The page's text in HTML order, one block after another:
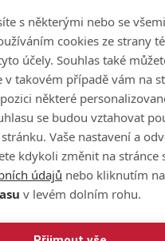
s některými nebo se
cookies ze strany
účely. Souhlas také
v takovém případě vám na
některé
se budou vztahovat
Vaše nastavení a
kdykoli změnit na stránce
údajů nebo kliknutím
v levém dolním rohu.
Obchod
Edita
+420 724 150